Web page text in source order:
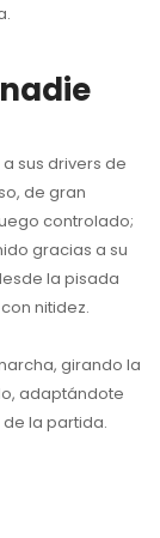
sus drivers de
de gran
controlado;
gracias a su
la pisada
nitidez.
girando la
adaptándote
la partida.